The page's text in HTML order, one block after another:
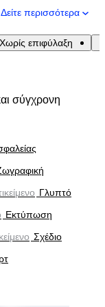
Δείτε περισσότερα
επιφύλαξη
σύγχρονη
Γλυπτό
Εκτύπωση
Σχέδιο